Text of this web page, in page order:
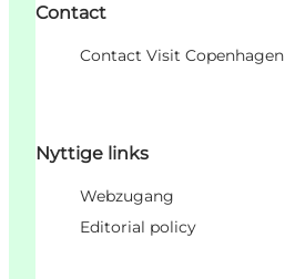
Contact
Contact Visit Copenhagen
Nyttige links
Webzugang
Editorial policy